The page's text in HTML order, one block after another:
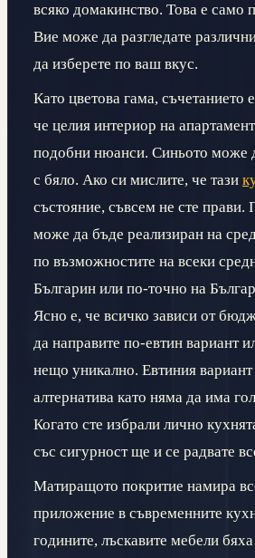
всяко домакинство. Това е само
Вие може да разгледате
да изберете по ваш вкус.
Като цветова гама, съчетанието
че целия интериор на
подобни нюанси. Синьото може
с бяло. Ако си мислите, че тази
състояние, съвсем не сте прави.
може да бъде реализиран на
по възможностите на всеки
Българин или по-точно на
Ясно е, че всичко зависи от
да направите по-евтин вариант
нещо уникално. Евтиния
алтернатива като няма да има
Когато сте избрали лично
със сигурност ще и се радвате
Матиращото покритие намира
приложение в съвременните
годините, лъскавите мебели